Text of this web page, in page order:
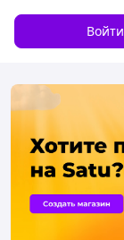
Войти